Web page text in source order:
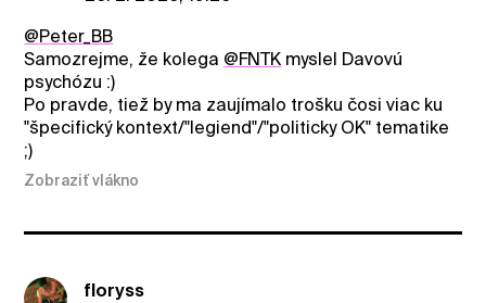
@Peter_BB
Samozrejme, že kolega @FNTK myslel Davovú
psychózu :)
Po pravde, tiež by ma zaujímalo trošku čosi viac ku
"špecifický kontext/"legiend"/"politicky OK" tematike
;)
Zobraziť vlákno
floryss